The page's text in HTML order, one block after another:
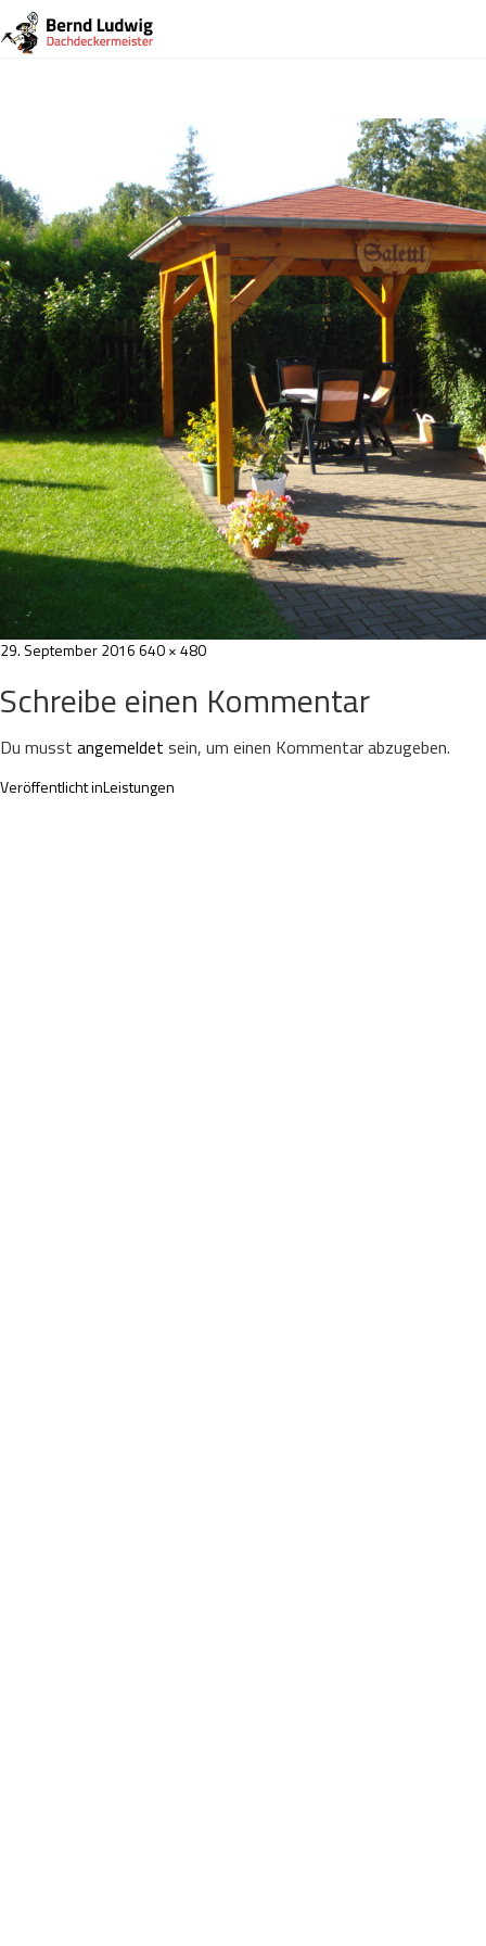
Vorheriges Bild
Nächstes Bild
Veröffentlicht
29. September 2016Volle
640 × 480
Schreibe einen Kommentar
Du musst angemeldet sein, um einen Kommentar abzugeben.
Beitragsnavigation
Veröffentlicht inLeistungen